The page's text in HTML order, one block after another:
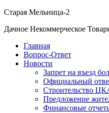
Старая Мельница-2
Дачное Некоммерческое
Главная
Вопрос-Ответ
Новости
Запрет на въезд
Официальный
Строительство
Предложение
Финансовые